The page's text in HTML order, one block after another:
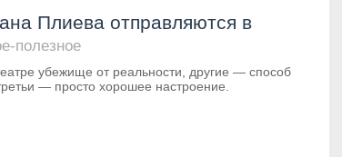
Плиева отправляются в
полезное
убежище от реальности, другие — способ
— просто хорошее настроение.